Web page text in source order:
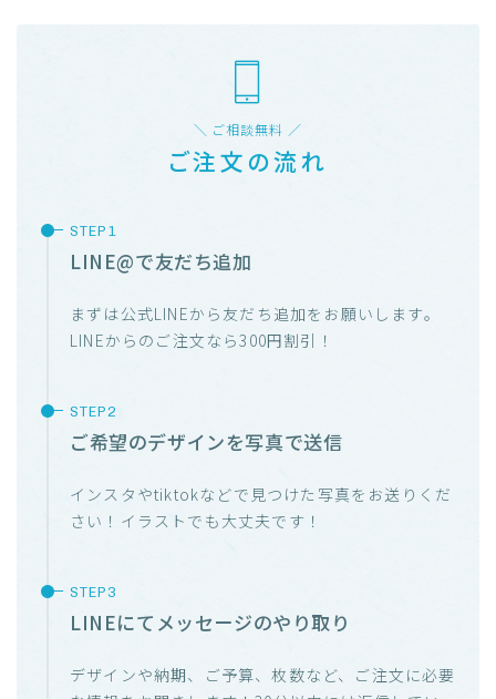
＼ ご相談無料 ／
ご注文の流れ
LINE@で友だち追加
まずは公式LINEから友だち追加をお願いします。
LINEからのご注文なら300円割引！
ご希望のデザインを写真で送信
インスタやtiktokなどで見つけた写真をお送りくだ
さい！イラストでも大丈夫です！
LINEにてメッセージのやり取り
デザインや納期、ご予算、枚数など、ご注文に必要